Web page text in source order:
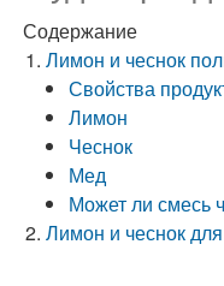
Содержание
Лимон и чеснок
Свойства
Лимон
Чеснок
Мед
Может ли смесь
Лимон и чеснок